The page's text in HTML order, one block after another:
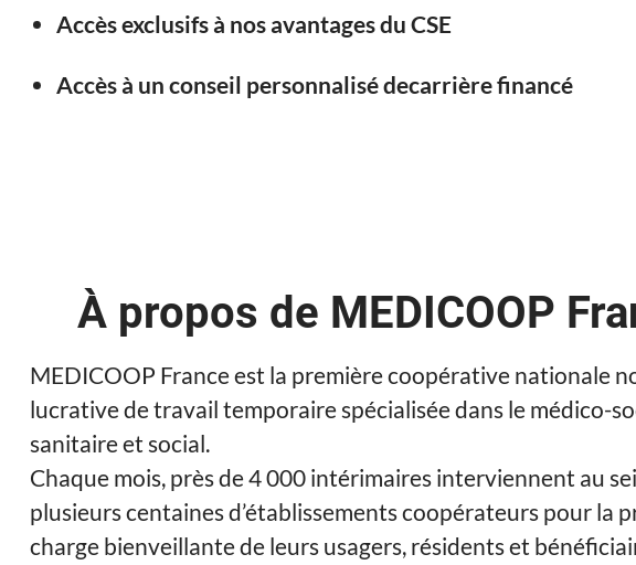
Accès exclusifs à nos avantages du CSE
Accès à un conseil personnalisé decarrière financé
À propos de MEDICOOP
MEDICOOP France est la première coopérative nationale
lucrative de travail temporaire spécialisée dans le médico-
sanitaire et social.
Chaque mois, près de 4 000 intérimaires interviennent au
plusieurs centaines d’établissements coopérateurs pour la
charge bienveillante de leurs usagers, résidents et